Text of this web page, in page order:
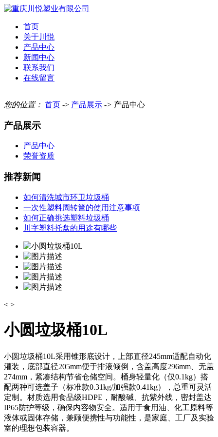
首页
关于川悦
产品中心
新闻中心
联系我们
在线留言
您的位置： 首页 -> 产品展示 -> 产品中心
产品展示
产品中心
荣誉资质
推荐新闻
如何清洗城市环卫垃圾桶
一次性塑料周转筐的使用注意事项
如何正确挑选塑料垃圾桶
川字塑料托盘的用途有哪些
< >
小圆垃圾桶10L
小圆垃圾桶10L采用锥形底设计，上部直径245mm适配自动化
灌装，底部直径205mm便于排液倾倒，含盖高度296mm、无盖
274mm，紧凑结构节省仓储空间。桶身轻量化（仅0.1kg）搭
配两种可选盖子（标准款0.31kg/加强款0.41kg），总重可灵活
定制。材质选用食品级HDPE，耐酸碱、抗紫外线，密封盖达
IP65防护等级，确保内容物安全。适用于食用油、化工原料等
液体或固体存储，兼顾便携性与功能性，是家庭、工厂及实验
室的理想包装容器。